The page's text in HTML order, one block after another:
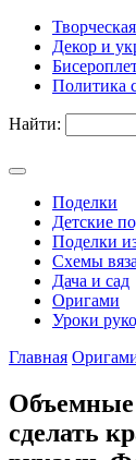
Декор и
Политика
Найти:
Поделки
Детские
Поделки
Схемы
Дача и сад
Оригами
Уроки
Главная
Объемные
сделать